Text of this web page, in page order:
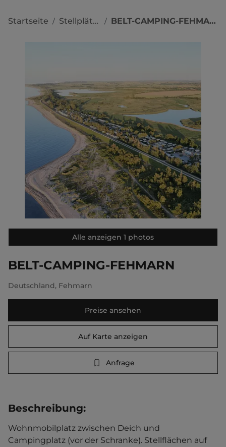
Startseite / Stellplätze / BELT-CAMPING-FEHMARN
Alle anzeigen 1 photos
BELT-CAMPING-FEHMARN
Deutschland, Fehmarn
Preise ansehen
Auf Karte anzeigen
Anfrage
Beschreibung:
Wohnmobilplatz zwischen Deich und
Campingplatz (vor der Schranke). Stellflächen auf